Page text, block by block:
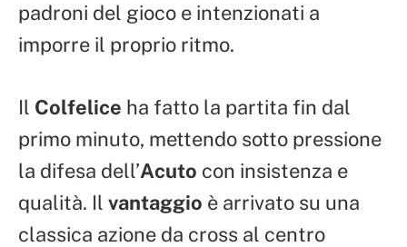
padroni del gioco e intenzionati a
imporre il proprio ritmo.
Il Colfelice ha fatto la partita fin dal
primo minuto, mettendo sotto pressione
la difesa dell’Acuto con insistenza e
qualità. Il vantaggio è arrivato su una
classica azione da cross al centro